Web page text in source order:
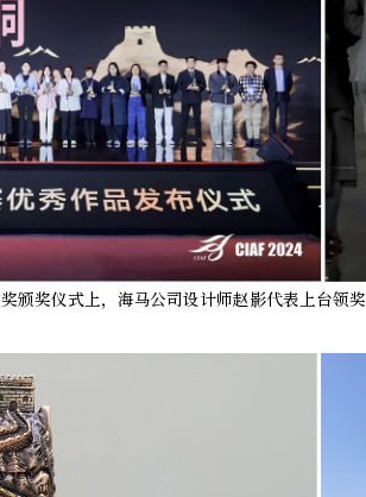
颁奖仪式上，海马公司设计师赵影代表上台领奖